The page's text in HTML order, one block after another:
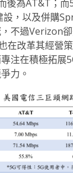
後為AT&T；而
，以及併購
不過Verizon
在改革其經營
注在積極拓展
力。